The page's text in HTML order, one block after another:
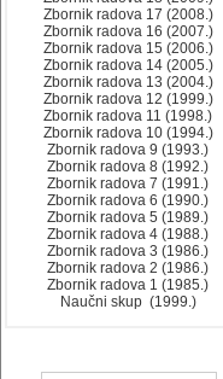
Zbornik radova 17 (2008.)
Zbornik radova 16 (2007.)
Zbornik radova 15 (2006.)
Zbornik radova 14 (2005.)
Zbornik radova 13 (2004.)
Zbornik radova 12 (1999.)
Zbornik radova 11 (1998.)
Zbornik radova 10 (1994.)
Zbornik radova 9 (1993.)
Zbornik radova 8 (1992.)
Zbornik radova 7 (1991.)
Zbornik radova 6 (1990.)
Zbornik radova 5 (1989.)
Zbornik radova 4 (1988.)
Zbornik radova 3 (1986.)
Zbornik radova 2 (1986.)
Zbornik radova 1 (1985.)
Naučni skup (1999.)